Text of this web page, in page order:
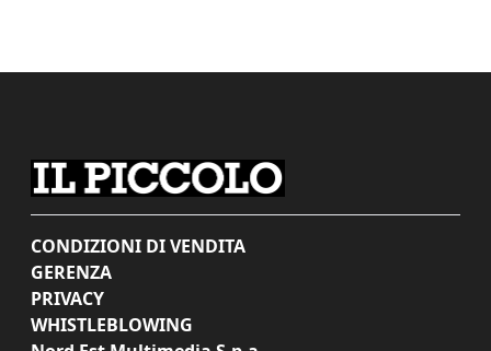
CONDIZIONI DI VENDITA
GERENZA
PRIVACY
WHISTLEBLOWING